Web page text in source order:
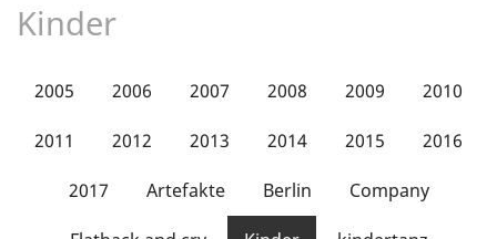
Verein
Kinder
2005 2006 2007 2008 2009 2010
2011 2012 2013 2014 2015 2016
2017 Artefakte Berlin Company